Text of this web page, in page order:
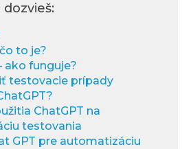
to je?
ako funguje?
testovacie prípady
ChatGPT na
testovania
GPT pre automatizáciu